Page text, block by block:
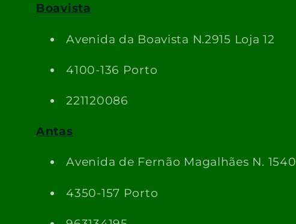
Boavista
Avenida da Boavista N.2915 Loja 12
4100-136 Porto
221120086
Antas
Avenida de Fernão Magalhães N. 1540
4350-157 Porto